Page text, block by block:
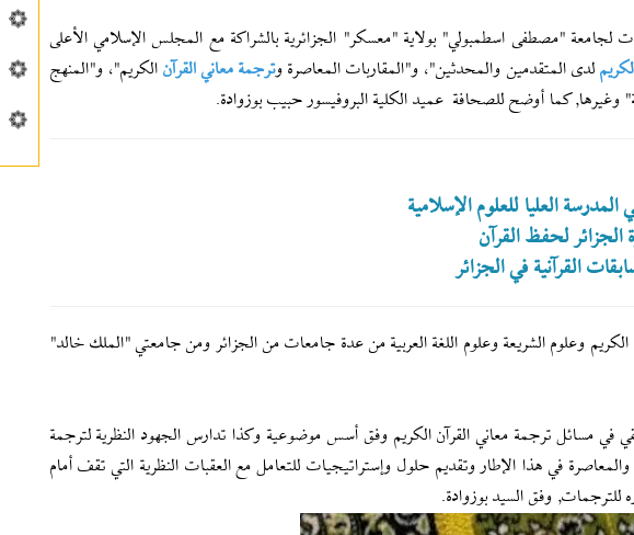
لجامعة "مصطفى اسطمبولي" بولایة "معسكر" الجزائرية بالشراكة مع المجلس الإسلامي الأعلى
لدى المتقدمين والمحدثين"، و"المقاربات المعاصرة وترجمة معاني القرآن الكريم"، و"المنهج
كما أوضح للصحافة عميد الكلية البروفيسور حبيب بوزوادة.
العليا للعلوم الإسلامیة
لحفظ القرآن
القرآنية في الجزائر
وعلوم الشريعة وعلوم اللغة العربية من عدة جامعات من الجزائر ومن جامعتي "الملك خالد"
في مسائل ترجمة معاني القرآن الكريم وفق أسس موضوعية وكذا تدارس الجهود النظرية لترجمة
في هذا الإطار وتقديم حلول وإستراتيجيات للتعامل مع العقبات النظرية التي تقف أمام
للترجمات, وفق السيد بوزوادة.